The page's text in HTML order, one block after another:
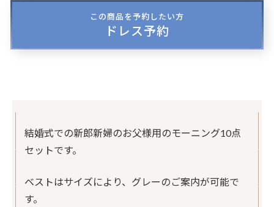
この商品を予約したい方
ドレス予約
結婚式での新郎新婦のお父様用のモーニング10点
セットです。
ベストはサイズにより、グレーのご案内が可能で
す。